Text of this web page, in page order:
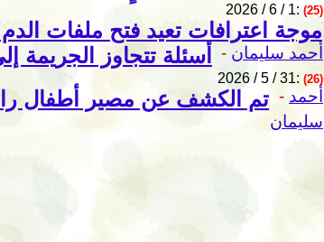
2026 / 6 / 1: (25)
موجة اعترافات تعيد فتح ملفات
أسئلة تتجاوز الجريمة
- أحمد سليمان
2026 / 5 / 31: (26)
تم الكشف عن مصير أطفال - أحمد
سليمان